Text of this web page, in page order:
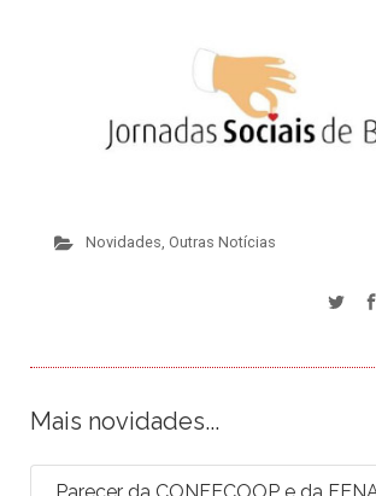
Novidades, Outras Notícias
Mais novidades...